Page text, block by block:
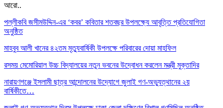
আরো..
পল্লীকবি জসীমউদ্দিন-এর ‘কবর’ কবিতার শতবছর উপলক্ষ্যে আবৃত্তি প্রতিযোগিতা
অনুষ্ঠিত
মাহবুব আলী খানের ৪২তম মৃত্যুবার্ষিকী উপলক্ষে পরিবারের দোয়া মাহফিল
রসময় মেমোরিয়াল উচ্চ বিদ্যালয়ের নতুন ভবনের উদ্বোধন করলেন মন্ত্রী মুক্তাদির
নারায়ণগঞ্জে ইসলামী ছাত্র আন্দোলনের উদ্যোগে জুলাই গণ-অভ্যুত্থানের ২য়
বার্ষিকীতে…